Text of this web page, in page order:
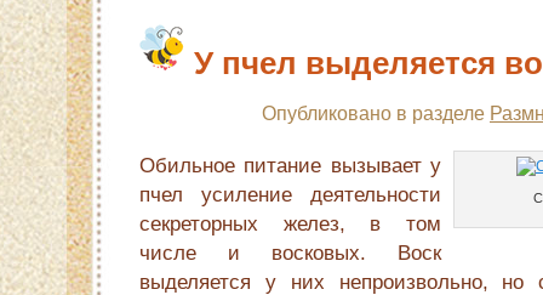
У пчел выделяется
Опубликовано в разделе
Обильное питание вызывает у
пчел усиление деятельности
секреторных желез, в том
числе и восковых. Воск
выделяется у них непроизвольно, но